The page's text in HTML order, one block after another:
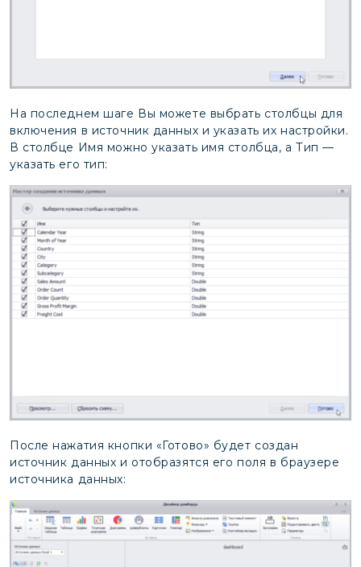
На последнем шаге Вы можете выбрать столбцы для
включения в источник данных и указать их настройки.
В столбце Имя можно указать имя столбца, а Тип —
указать его тип:
После нажатия кнопки «Готово» будет создан
источник данных и отобразятся его поля в браузере
источника данных: